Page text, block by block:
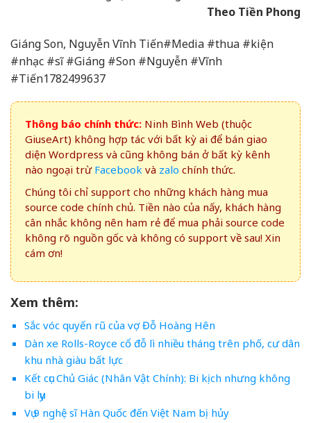
Theo Tiền Phong
Giáng Son, Nguyễn Vĩnh Tiến#Media #thua #kiện
#nhạc #sĩ #Giáng #Son #Nguyễn #Vĩnh
#Tiến1782499637
Thông báo chính thức: Ninh Bình Web (thuộc
GiuseArt) không hợp tác với bất kỳ ai để bán giao
diện Wordpress và cũng không bán ở bất kỳ kênh
nào ngoại trừ Facebook và zalo chính thức.
Chúng tôi chỉ support cho những khách hàng mua
source code chính chủ. Tiền nào của nấy, khách hàng
cân nhắc không nên ham rẻ để mua phải source code
không rõ nguồn gốc và không có support về sau! Xin
cám ơn!
Xem thêm:
Sắc vóc quyến rũ của vợ Đỗ Hoàng Hên
Dàn xe Rolls-Royce cổ đỗ lì nhiều tháng trên phố, cư dân
khu nhà giàu bất lực
Kết cục Chủ Giác (Nhân Vật Chính): Bi kịch nhưng không
bi lụy
Vụ 9 nghệ sĩ Hàn Quốc đến Việt Nam bị hủy